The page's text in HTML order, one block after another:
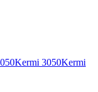
Kermi 3050Kermi